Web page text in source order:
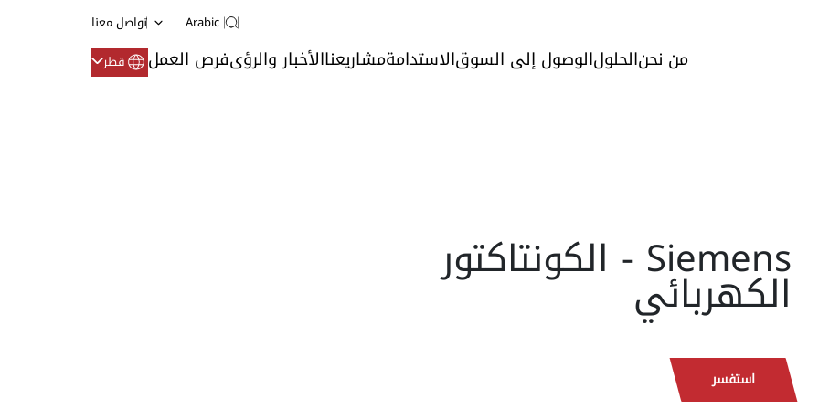
Arabic تواصل معنا
من نحنالحلولالوصول إلى السوقالاستدامةمشاريعناالأخبار والرؤىفرص العمل قطر
Siemens - الكونتاكتور
الكهربائي
استفسر